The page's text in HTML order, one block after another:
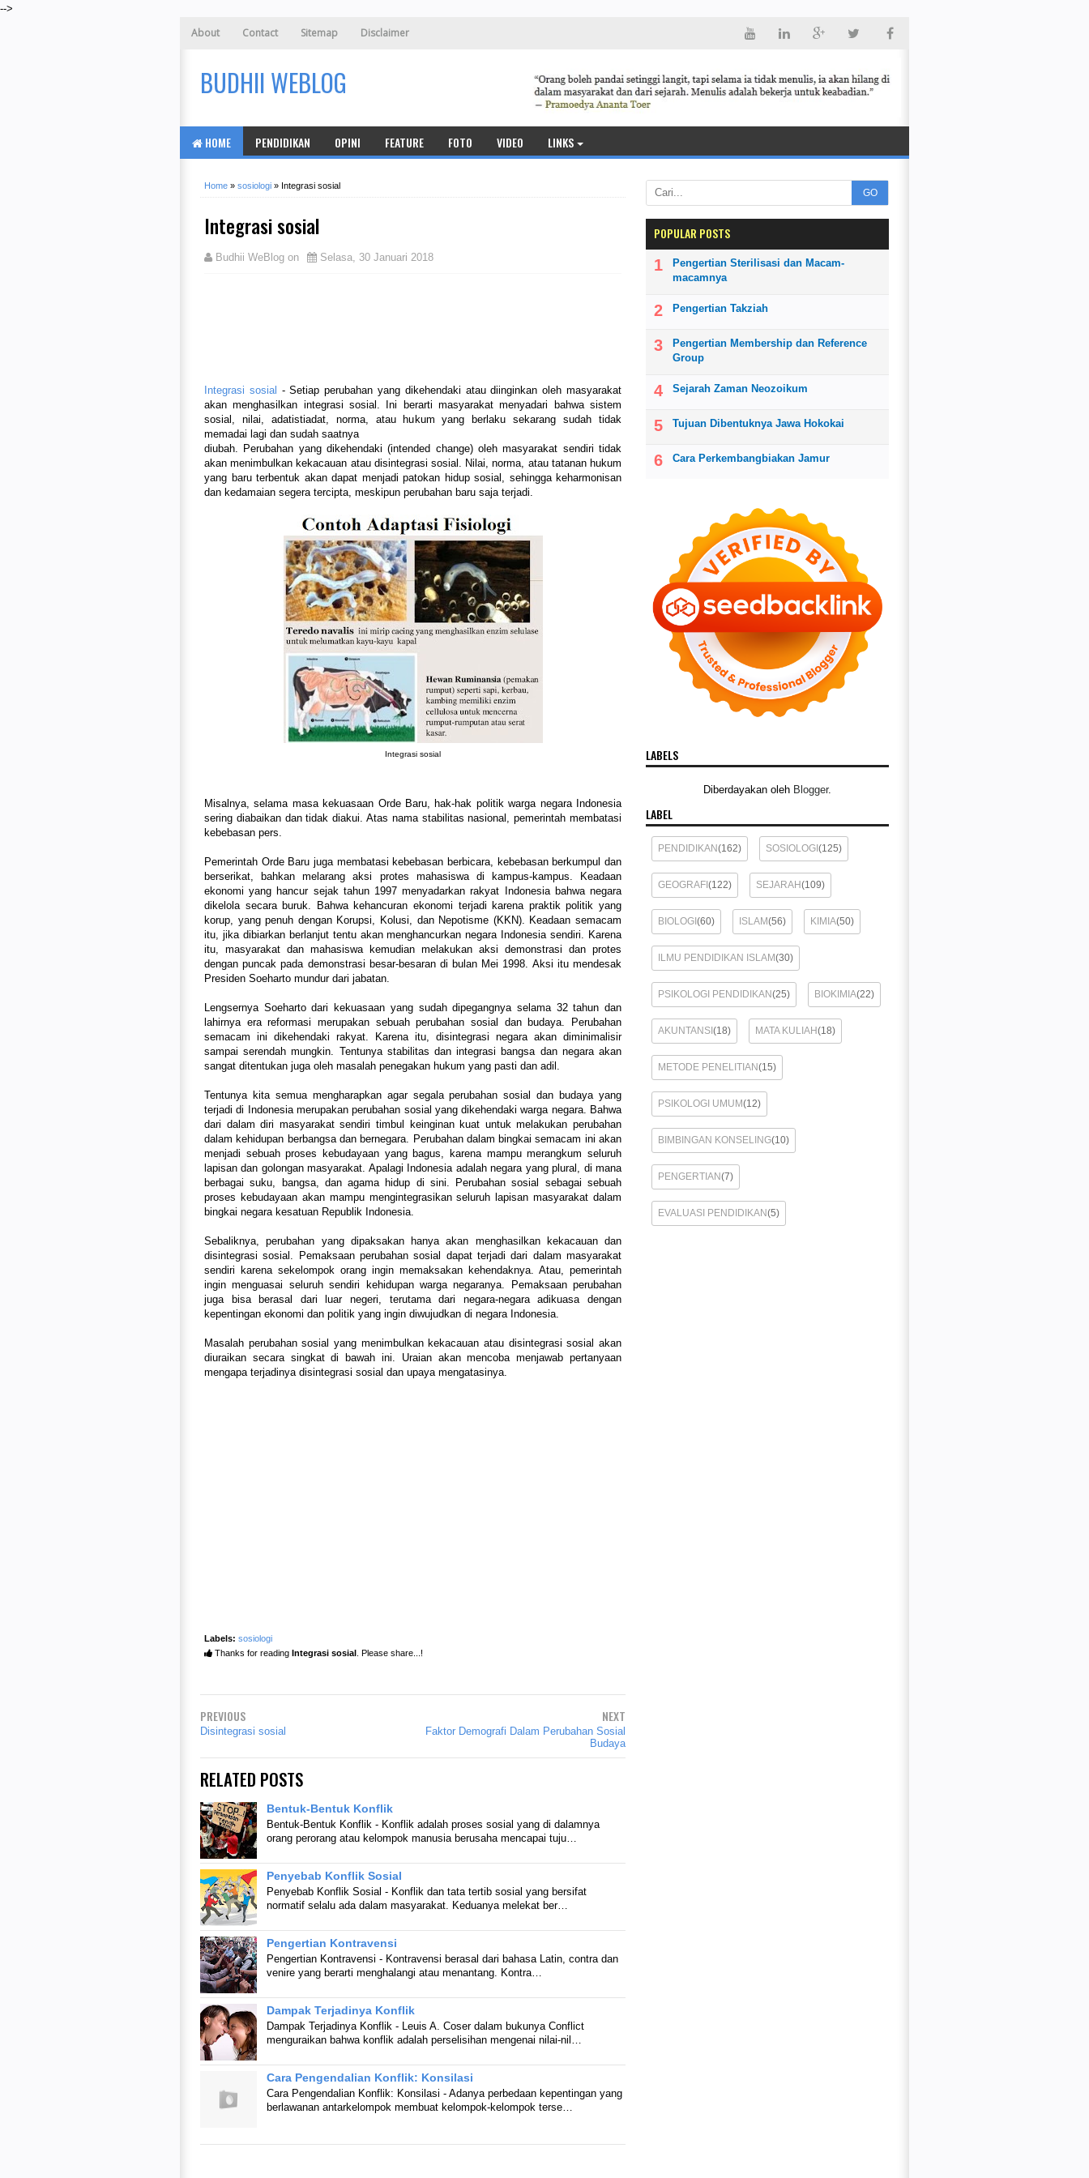
-->
About Contact Sitemap Disclaimer
BUDHII WEBLOG
HOME PENDIDIKAN OPINI FEATURE FOTO VIDEO LINKS
Home » sosiologi » Integrasi sosial
Integrasi sosial
Budhii WeBlog on Selasa, 30 Januari 2018
Integrasi sosial - Setiap perubahan yang dikehendaki atau diinginkan oleh masyarakat
akan menghasilkan integrasi sosial. Ini berarti masyarakat menyadari bahwa sistem
sosial, nilai, adatistiadat, norma, atau hukum yang berlaku sekarang sudah tidak
memadai lagi dan sudah saatnya
diubah. Perubahan yang dikehendaki (intended change) oleh masyarakat sendiri tidak
akan menimbulkan kekacauan atau disintegrasi sosial. Nilai, norma, atau tatanan hukum
yang baru terbentuk akan dapat menjadi patokan hidup sosial, sehingga keharmonisan
dan kedamaian segera tercipta, meskipun perubahan baru saja terjadi.
Integrasi sosial
Misalnya, selama masa kekuasaan Orde Baru, hak-hak politik warga negara Indonesia
sering diabaikan dan tidak diakui. Atas nama stabilitas nasional, pemerintah membatasi
kebebasan pers.
Pemerintah Orde Baru juga membatasi kebebasan berbicara, kebebasan berkumpul dan
berserikat, bahkan melarang aksi protes mahasiswa di kampus-kampus. Keadaan
ekonomi yang hancur sejak tahun 1997 menyadarkan rakyat Indonesia bahwa negara
dikelola secara buruk. Bahwa kehancuran ekonomi terjadi karena praktik politik yang
korup, yang penuh dengan Korupsi, Kolusi, dan Nepotisme (KKN). Keadaan semacam
itu, jika dibiarkan berlanjut tentu akan menghancurkan negara Indonesia sendiri. Karena
itu, masyarakat dan mahasiswa kemudian melakukan aksi demonstrasi dan protes
dengan puncak pada demonstrasi besar-besaran di bulan Mei 1998. Aksi itu mendesak
Presiden Soeharto mundur dari jabatan.
Lengsernya Soeharto dari kekuasaan yang sudah dipegangnya selama 32 tahun dan
lahirnya era reformasi merupakan sebuah perubahan sosial dan budaya. Perubahan
semacam ini dikehendaki rakyat. Karena itu, disintegrasi negara akan diminimalisir
sampai serendah mungkin. Tentunya stabilitas dan integrasi bangsa dan negara akan
sangat ditentukan juga oleh masalah penegakan hukum yang pasti dan adil.
Tentunya kita semua mengharapkan agar segala perubahan sosial dan budaya yang
terjadi di Indonesia merupakan perubahan sosial yang dikehendaki warga negara. Bahwa
dari dalam diri masyarakat sendiri timbul keinginan kuat untuk melakukan perubahan
dalam kehidupan berbangsa dan bernegara. Perubahan dalam bingkai semacam ini akan
menjadi sebuah proses kebudayaan yang bagus, karena mampu merangkum seluruh
lapisan dan golongan masyarakat. Apalagi Indonesia adalah negara yang plural, di mana
berbagai suku, bangsa, dan agama hidup di sini. Perubahan sosial sebagai sebuah
proses kebudayaan akan mampu mengintegrasikan seluruh lapisan masyarakat dalam
bingkai negara kesatuan Republik Indonesia.
Sebaliknya, perubahan yang dipaksakan hanya akan menghasilkan kekacauan dan
disintegrasi sosial. Pemaksaan perubahan sosial dapat terjadi dari dalam masyarakat
sendiri karena sekelompok orang ingin memaksakan kehendaknya. Atau, pemerintah
ingin menguasai seluruh sendiri kehidupan warga negaranya. Pemaksaan perubahan
juga bisa berasal dari luar negeri, terutama dari negara-negara adikuasa dengan
kepentingan ekonomi dan politik yang ingin diwujudkan di negara Indonesia.
Masalah perubahan sosial yang menimbulkan kekacauan atau disintegrasi sosial akan
diuraikan secara singkat di bawah ini. Uraian akan mencoba menjawab pertanyaan
mengapa terjadinya disintegrasi sosial dan upaya mengatasinya.
Labels: sosiologi
Thanks for reading Integrasi sosial . Please share...!
PREVIOUS
Disintegrasi sosial
NEXT
Faktor Demografi Dalam Perubahan Sosial
Budaya
RELATED POSTS
Bentuk-Bentuk Konflik
Bentuk-Bentuk Konflik - Konflik adalah proses sosial yang di dalamnya
orang perorang atau kelompok manusia berusaha mencapai tuju…
Penyebab Konflik Sosial
Penyebab Konflik Sosial - Konflik dan tata tertib sosial yang bersifat
normatif selalu ada dalam masyarakat. Keduanya melekat ber…
Pengertian Kontravensi
Pengertian Kontravensi - Kontravensi berasal dari bahasa Latin, contra dan
venire yang berarti menghalangi atau menantang. Kontra…
Dampak Terjadinya Konflik
Dampak Terjadinya Konflik - Leuis A. Coser dalam bukunya Conflict
menguraikan bahwa konflik adalah perselisihan mengenai nilai-nil…
Cara Pengendalian Konflik: Konsilasi
Cara Pengendalian Konflik: Konsilasi - Adanya perbedaan kepentingan yang
berlawanan antarkelompok membuat kelompok-kelompok terse…
GO
POPULAR POSTS
Pengertian Sterilisasi dan Macam-
macamnya
Pengertian Takziah
Pengertian Membership dan Reference
Group
Sejarah Zaman Neozoikum
Tujuan Dibentuknya Jawa Hokokai
Cara Perkembangbiakan Jamur
LABELS
Diberdayakan oleh Blogger.
LABEL
PENDIDIKAN(162) SOSIOLOGI(125)
GEOGRAFI(122) SEJARAH(109)
BIOLOGI(60) ISLAM(56) KIMIA(50)
ILMU PENDIDIKAN ISLAM(30)
PSIKOLOGI PENDIDIKAN(25) BIOKIMIA(22)
AKUNTANSI(18) MATA KULIAH(18)
METODE PENELITIAN(15)
PSIKOLOGI UMUM(12)
BIMBINGAN KONSELING(10)
PENGERTIAN(7)
EVALUASI PENDIDIKAN(5)